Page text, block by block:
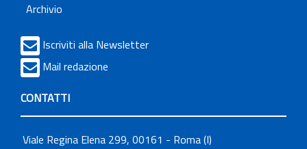
Archivio
Iscriviti alla Newsletter
Mail redazione
CONTATTI
Viale Regina Elena 299, 00161 - Roma (I)